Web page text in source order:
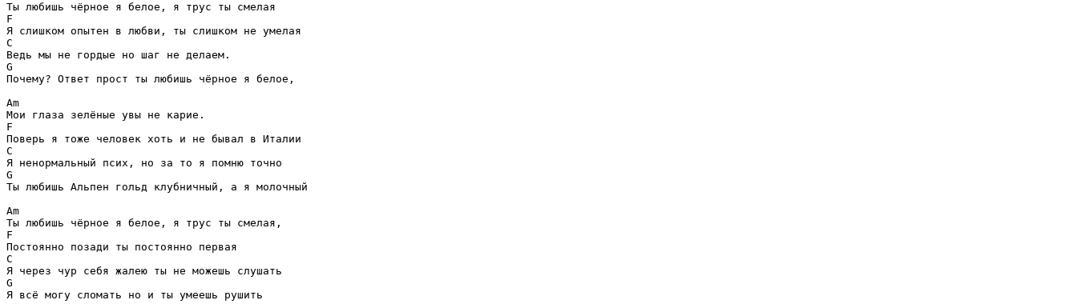
F
C
G
Почему? Ответ прост ты любишь чёрное я белое,
Am
F
C
G
Ты любишь Альпен гольд клубничный, а я молочный
Am
F
C
G
Я всё могу сломать но и ты умеешь рушить